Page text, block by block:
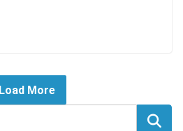
Load More